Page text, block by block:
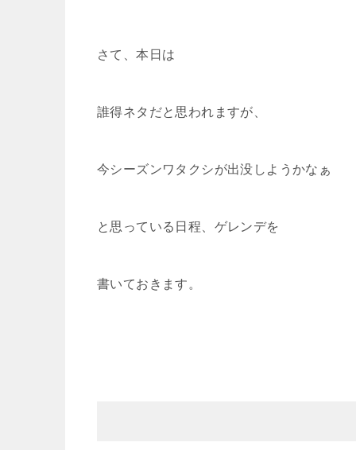
さて、本日は
誰得ネタだと思われますが、
今シーズンワタクシが出没しようかなぁ
と思っている日程、ゲレンデを
書いておきます。